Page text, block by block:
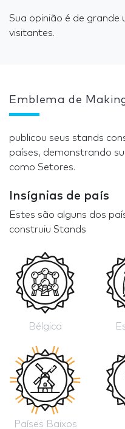
Sua opinião é de grande
visitantes.
Emblema de
publicou seus stands
países, demonstrando
como Setores.
Insígnias de país
Estes são alguns dos
construiu Stands
Bélgica
Países Baixos